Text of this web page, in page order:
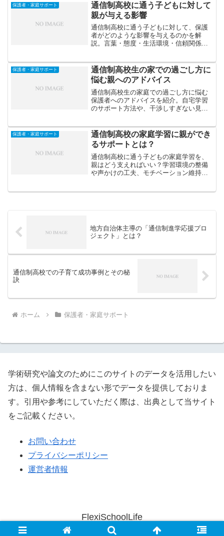
保護者・家庭サポート
通信制高校に通う子どもに対して
親が与える影響
通信制高校に通う子どもに対して、保護
者がどのような影響を与えるのかを解
説。言葉・態度・生活環境・信頼関係な
保護者・家庭サポート
通信制高校生の家での過ごし方に
悩む親へのアドバイス
通信制高校生の家庭での過ごし方に悩む
保護者へのアドバイスを紹介。自宅学習
のサポート方法や、干渉しすぎない見守
保護者・家庭サポート
通信制高校の家庭学習に親ができ
るサポートとは？
通信制高校に通う子どもの家庭学習を、
親はどう支えればいい？学習環境の整備
や声かけの工夫、モチベーション維持の
地方自治体主導の「通信制進学応援プロ
ジェクト」とは？
通信制高校での子育て成功事例とその秘
訣
ホーム 保護者・家庭サポート
学術研究や論文のためにこのサイトのデータを活用したい
方は、個人情報を含まない形でデータを提供しておりま
す。引用や参考にしていただく際は、出典として当サイト
をご記載ください。
お問い合わせ
プライバシーポリシー
運営者情報
FlexiSchoolLife
© 2023 FlexiSchoolLife.